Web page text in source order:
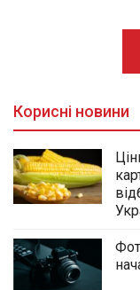
Корисні новини